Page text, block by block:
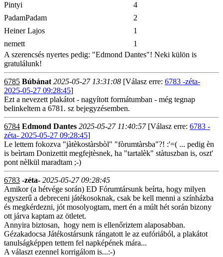
Pintyi
4
PadamPadam
2
Heiner Lajos
1
nemett
1
A szerencsés nyertes pedig: "Edmond Dantes"! Neki külön is
gratulálunk!
6785 Búbánat 2025-05-27 13:31:08 [Válasz erre: 6783 -zéta-
2025-05-27 09:28:45]
Ezt a nevezett plakátot - nagyított formátumban - még tegnap
belinkeltem a 6781. sz bejegyzésemben.
6784 Edmond Dantes 2025-05-27 11:40:57[Válasz erre: 6783 -
zéta- 2025-05-27 09:28:45]
Le lettem fokozva "jàtèkostàrsbòl" "fòrumtàrsba"?! :'=( ... pedig èn
is beìrtam Donizettit megfejtèsnek, ha "tartalèk" stàtuszban is, oszt'
pont nèlkül maradtam ;-)
6783 -zéta- 2025-05-27 09:28:45
Amikor (a hétvége során) ED Fórumtársunk beírta, hogy milyen
egyszerű a debreceni játékosoknak, csak be kell menni a színházba
és megkérdezni, jót mosolyogtam, mert én a múlt hét során bizony
ott járva kaptam az ötletet.
Annyira biztosan, hogy nem is ellenőriztem alaposabban.
Gézakadocsa Játékostársunk rángatott le az eufóriából, a plakátot
tanulságképpen tettem fel napképének mára...
A választ ezennel korrigálom is...:-)